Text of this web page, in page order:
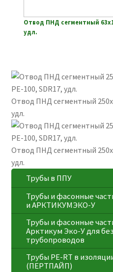
Отвод ПНД сегментный
удл.
Отвод ПНД сегментный
удл.
Отвод ПНД сегментный
удл.
Трубы в ППУ
Трубы и фасонные
и АРКТИКУМЭКО-У
Трубы и фасонные
Арктикум Эко-У для
трубопроводов
Трубы PE-RT в
(ПЕРТПАЙП)